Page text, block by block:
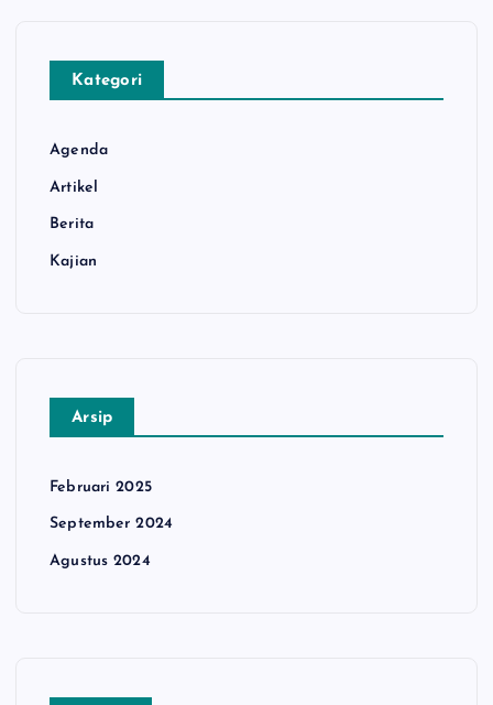
Kategori
Agenda
Artikel
Berita
Kajian
Arsip
Februari 2025
September 2024
Agustus 2024